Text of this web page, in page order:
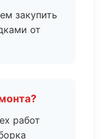
закупить
от
работ